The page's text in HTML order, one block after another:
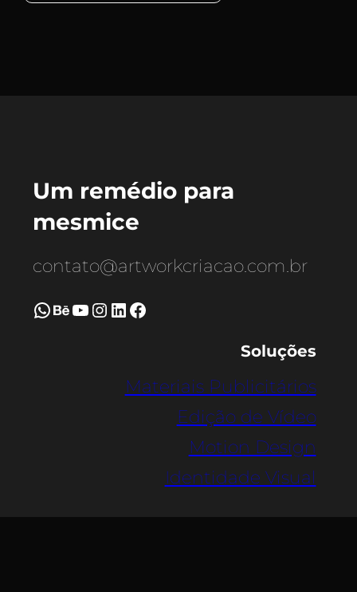
Um remédio para
mesmice
contato@artworkcriacao.com.br
WhatsApp Behance Youtube Instagram LinkedIn Facebook
Soluções
Materiais Publicitários
Edição de Vídeo
Motion Design
Identidade Visual